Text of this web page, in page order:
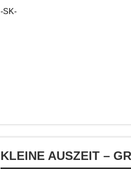
-SK-
KLEINE AUSZEIT –